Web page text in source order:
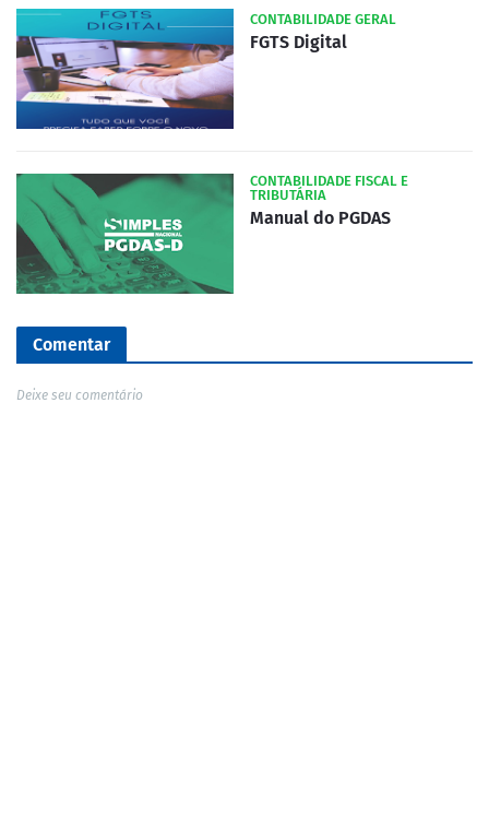
CONTABILIDADE GERAL
FGTS Digital
CONTABILIDADE FISCAL E
TRIBUTÁRIA
Manual do PGDAS
Comentar
Deixe seu comentário